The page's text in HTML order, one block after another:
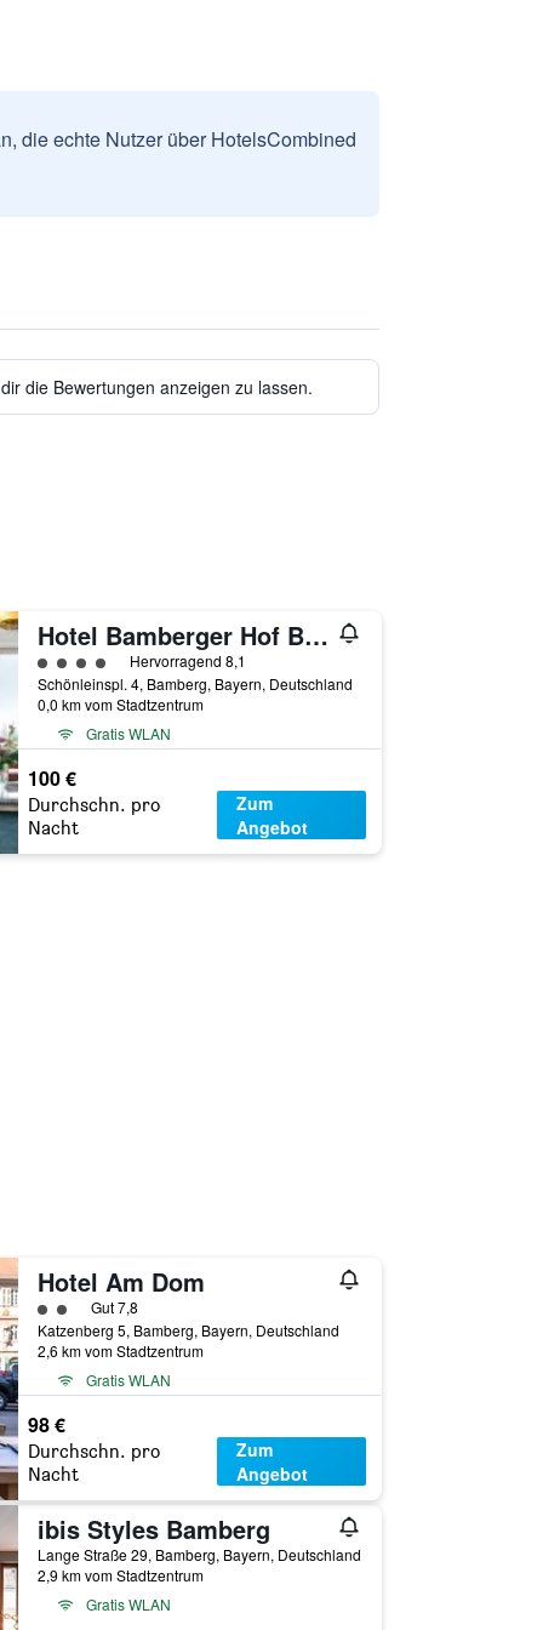
die echte Nutzer über HotelsCombined
die Bewertungen anzeigen zu lassen.
Hotel Bamberger Hof Bellevue
Bewertungskategorie 4
Hervorragend 8,1
Schönleinspl. 4, Bamberg, Bayern, Deutschland
0,0 km vom Stadtzentrum
Gratis WLAN
100 €
Durchschn. pro
Nacht
Zum
Angebot
Hotel Am Dom
Bewertungskategorie 2
Gut 7,8
Katzenberg 5, Bamberg, Bayern, Deutschland
2,6 km vom Stadtzentrum
Gratis WLAN
98 €
Durchschn. pro
Nacht
Zum
Angebot
ibis Styles Bamberg
Lange Straße 29, Bamberg, Bayern, Deutschland
2,9 km vom Stadtzentrum
Gratis WLAN